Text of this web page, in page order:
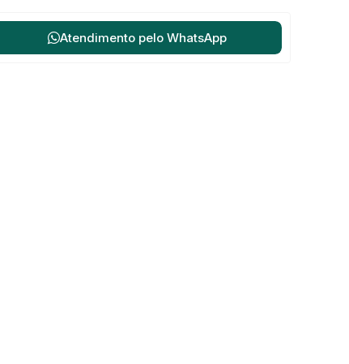
Atendimento pelo WhatsApp